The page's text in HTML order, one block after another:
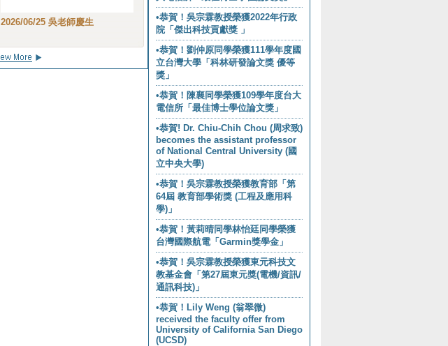
•恭賀！吳宗霖教授榮獲2022年行政
院「傑出科技貢獻獎 」
•恭賀！劉仲原同學榮獲111學年度國
立台灣大學「科林研發論文獎 優等
獎」
•恭賀！陳襄同學榮獲109學年度台大
電信所「最佳博士學位論文獎」
•恭賀! Dr. Chiu-Chih Chou (周求致)
becomes the assistant professor
of National Central University (國
立中央大學)
•恭賀！吳宗霖教授榮獲教育部「第
64屆 教育部學術獎 (工程及應用科
學)」
•恭賀！黃莉晴同學林怡廷同學榮獲
台灣國際航電「Garmin獎學金」
•恭賀！吳宗霖教授榮獲東元科技文
教基金會「第27屆東元獎(電機/資訊/
通訊科技)」
•恭賀！Lily Weng (翁翠微)
received the faculty offer from
University of California San Diego
(UCSD)
2026/06/25 吳老師慶生